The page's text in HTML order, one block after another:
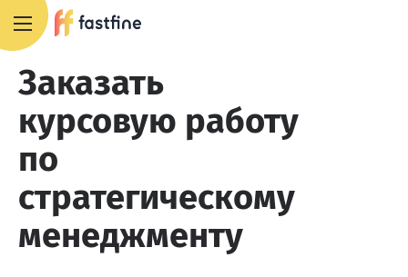
Заказать
курсовую работу
по
стратегическому
менеджменту